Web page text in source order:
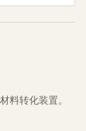
料转化装置。